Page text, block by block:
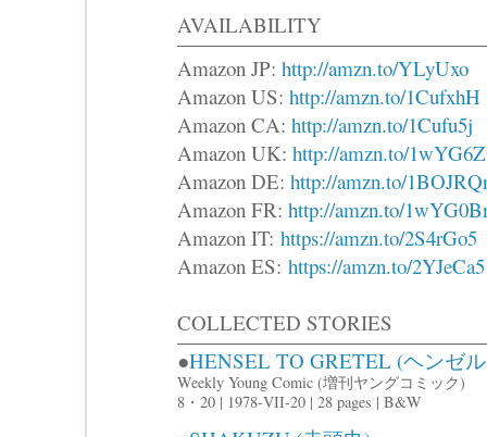
AVAILABILITY
Amazon JP: http://amzn.to/YLyUxo
Amazon US: http://amzn.to/1CufxhH
Amazon CA: http://amzn.to/1Cufu5j
Amazon UK: http://amzn.to/
Amazon DE: http://amzn.to/
Amazon FR: http://amzn.to/
Amazon IT: https://amzn.to/2S4rGo5
Amazon ES: https://amzn.to/2YJeCa5
COLLECTED STORIES
●HENSEL TO GRETEL (ヘンゼ
Weekly Young Comic (増刊ヤングコミック)
8・20 | 1978-VII-20 | 28 pages | B&W